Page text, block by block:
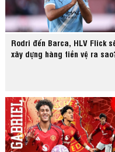
Rodri đến Barca, HLV Flick
xây dựng hàng tiền vệ ra